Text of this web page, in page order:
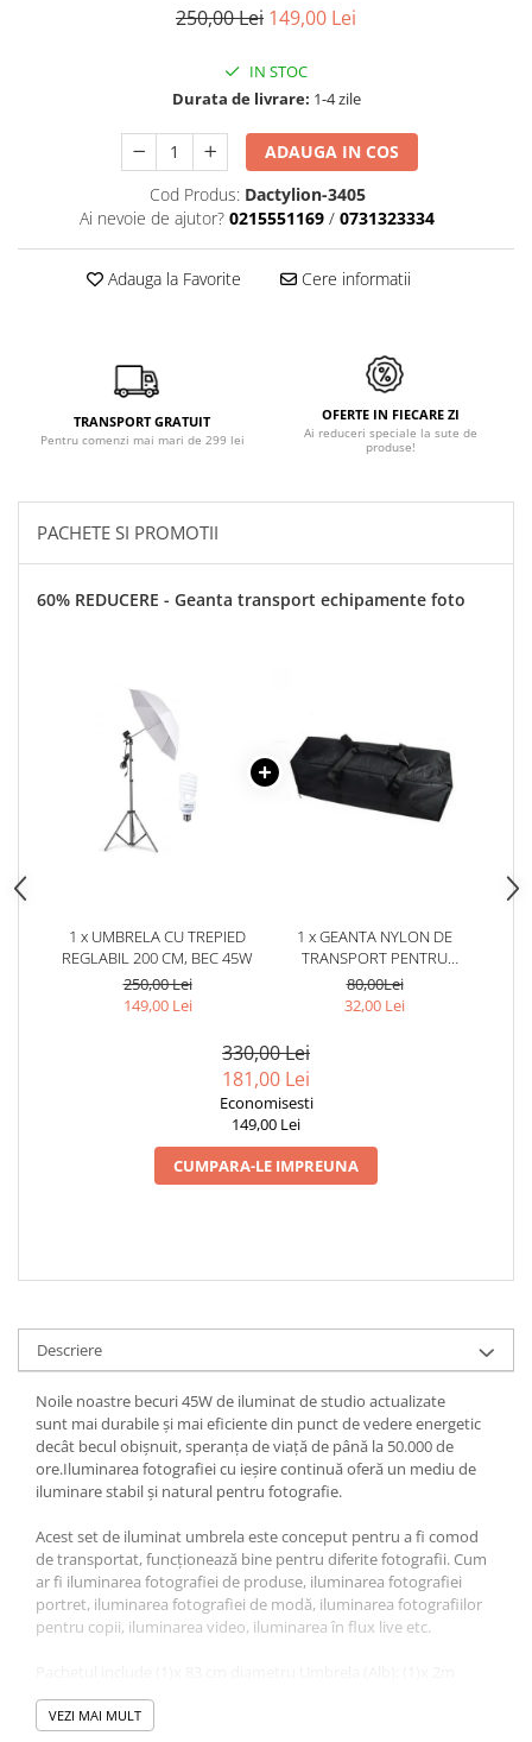
250,00 Lei 149,00 Lei
IN STOC
Durata de livrare: 1-4 zile
ADAUGA IN COS
Cod Produs: Dactylion-3405
Ai nevoie de ajutor? 0215551169 / 0731323334
Adauga la Favorite Cere informatii
TRANSPORT GRATUIT
Pentru comenzi mai mari de 299 lei
OFERTE IN FIECARE ZI
Ai reduceri speciale la sute de
produse!
PACHETE SI PROMOTII
60% REDUCERE - Geanta transport echipamente foto
1 x UMBRELA CU TREPIED
REGLABIL 200 CM, BEC 45W
250,00 Lei
149,00 Lei
1 x GEANTA NYLON DE
TRANSPORT PENTRU
ECHIPAMENTE FOTO,LUMINI
STUDIO,DIMENSIUNI 70X18X20
80,00Lei
32,00 Lei
330,00 Lei
181,00 Lei
Economisesti
149,00 Lei
CUMPARA-LE IMPREUNA
Descriere
Noile noastre becuri 45W de iluminat de studio actualizate
sunt mai durabile și mai eficiente din punct de vedere energetic
decât becul obișnuit, speranța de viață de până la 50.000 de
ore.Iluminarea fotografiei cu ieșire continuă oferă un mediu de
iluminare stabil și natural pentru fotografie.
Acest set de iluminat umbrela este conceput pentru a fi comod
de transportat, funcționează bine pentru diferite fotografii. Cum
ar fi iluminarea fotografiei de produse, iluminarea fotografiei
portret, iluminarea fotografiei de modă, iluminarea fotografiilor
pentru copii, iluminarea video, iluminarea în flux live etc.
suport de lumină; (1)x suport fasung bec E27; (1)x bec 45W
VEZI MAI MULT